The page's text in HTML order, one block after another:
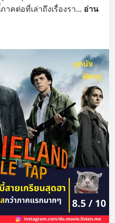
คต่อที่เล่าถึงเรื่องรา... อ่าน